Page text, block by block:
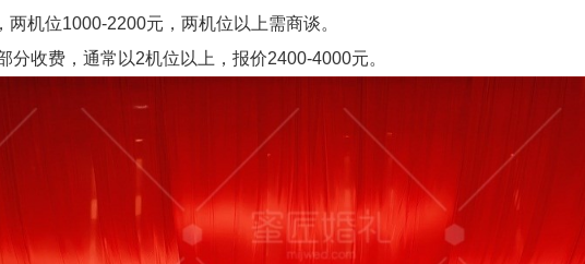
位1000-2200元，两机位以上需商谈。
收费，通常以2机位以上，报价2400-4000元。